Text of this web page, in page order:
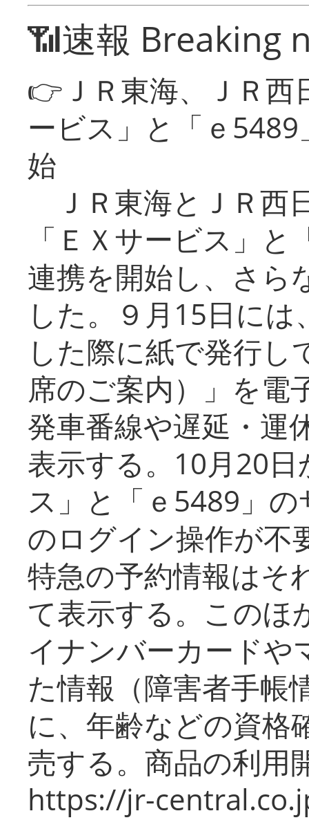
📶速報 Breaking
👉ＪＲ東海、ＪＲ
ービス」と「ｅ
始
ＪＲ東海とＪＲ西
「ＥＸサービス」
連携を開始し、さら
した。９月15日に
した際に紙で発行し
席のご案内）」を電
発車番線や遅延・運
表示する。10月20
ス」と「ｅ5489」
のログイン操作が不
特急の予約情報はそ
て表示する。このほ
イナンバーカードや
た情報（障害者手帳
に、年齢などの資格
売する。商品の利用
https://jr-